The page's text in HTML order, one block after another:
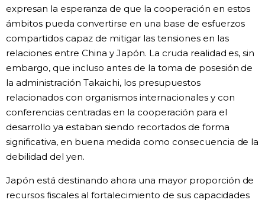
expresan la esperanza de que la cooperación en estos
ámbitos pueda convertirse en una base de esfuerzos
compartidos capaz de mitigar las tensiones en las
relaciones entre China y Japón. La cruda realidad es, sin
embargo, que incluso antes de la toma de posesión de
la administración Takaichi, los presupuestos
relacionados con organismos internacionales y con
conferencias centradas en la cooperación para el
desarrollo ya estaban siendo recortados de forma
significativa, en buena medida como consecuencia de la
debilidad del yen.
Japón está destinando ahora una mayor proporción de
recursos fiscales al fortalecimiento de sus capacidades